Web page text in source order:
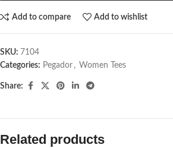
Add to compare Add to wishlist
SKU: 7104
Categories: Pegador​ , Women Tees
Share:
Related products